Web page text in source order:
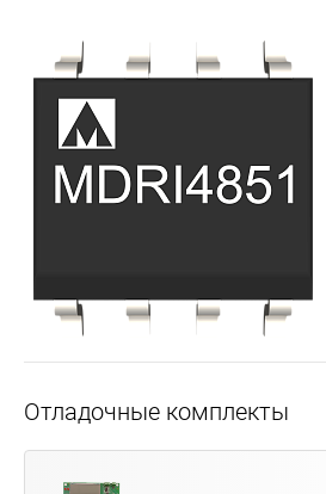
Отладочные комплекты